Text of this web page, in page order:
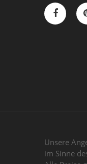
Unsere
im Sinne